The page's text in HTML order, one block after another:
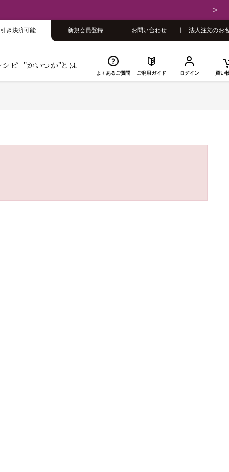
さい
シピ "かいつか"とは
よくあるご質問 ご利用ガイド ログイン 買い
き決済可能 新規会員登録 お問い合わせ 法人注文のお